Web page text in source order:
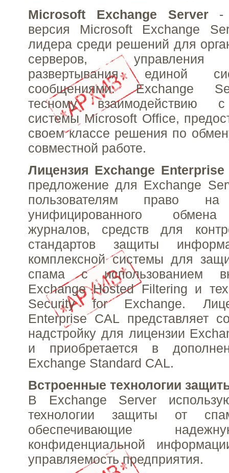
Microsoft Exchange Server-
версия Microsoft Exchange
лидера среди решений для
серверов, управления
развертывания единой
сообщениями. Exchange
тесному взаимодействию
системы Microsoft Office,
своем классе решения по
совместной работе.
Лицензия Exchange Enterprise
предложение для Exchange
пользователям право на
унифицированного
журналов, средств для
стандартов защиты
комплексной системы для
спама с использованием
Exchange Hosted Filtering и
Security for Exchange.
Enterprise CAL представляет
надстройку для лицензии
и приобретается в
Exchange Standard CAL.
Встроенные технологии
В Exchange Server
технологии защиты от
обеспечивающие
конфиденциальной
управляемость предприятия.